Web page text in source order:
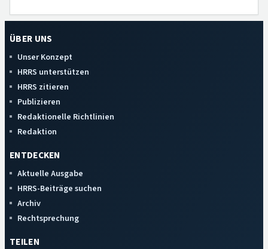
ÜBER UNS
Unser Konzept
HRRS unterstützen
HRRS zitieren
Publizieren
Redaktionelle Richtlinien
Redaktion
ENTDECKEN
Aktuelle Ausgabe
HRRS-Beiträge suchen
Archiv
Rechtsprechung
TEILEN